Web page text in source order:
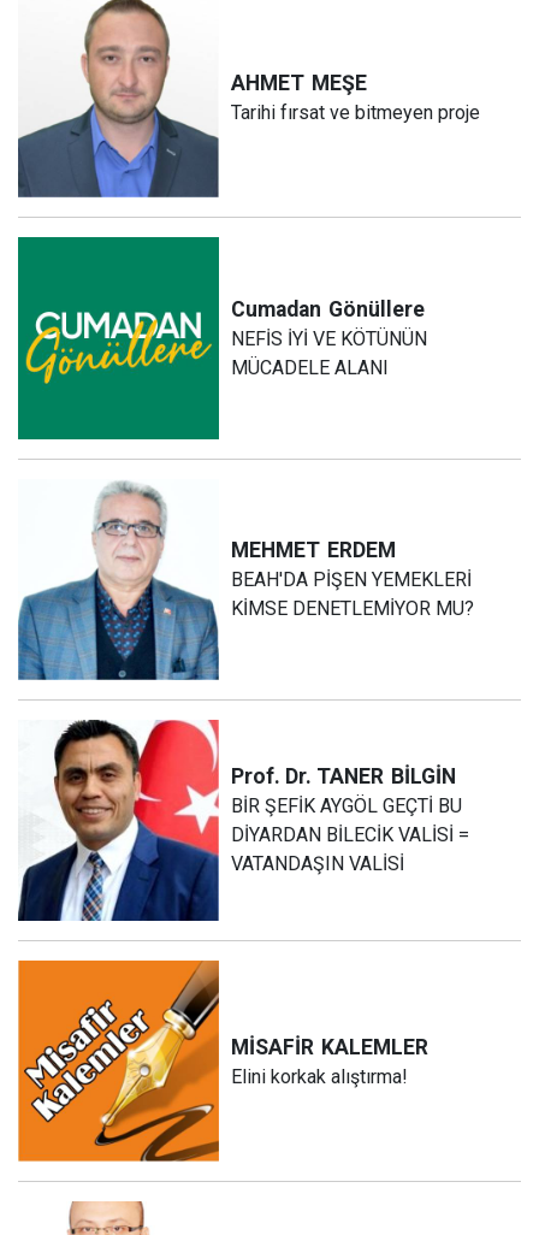
AHMET MEŞE
Tarihi fırsat ve bitmeyen proje
Cumadan Gönüllere
NEFİS İYİ VE KÖTÜNÜN
MÜCADELE ALANI
MEHMET ERDEM
BEAH'DA PİŞEN YEMEKLERİ
KİMSE DENETLEMİYOR MU?
Prof. Dr. TANER BİLGİN
BİR ŞEFİK AYGÖL GEÇTİ BU
DİYARDAN BİLECİK VALİSİ =
VATANDAŞIN VALİSİ
MİSAFİR KALEMLER
Elini korkak alıştırma!